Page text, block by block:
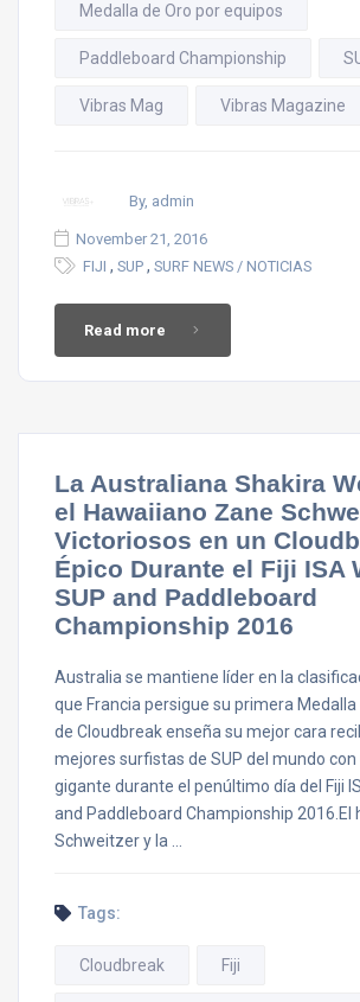
Medalla de Oro por equipos
Paddleboard Championship
Vibras Mag Vibras Magazine
By, admin
November 21, 2016
FIJI , SUP , SURF NEWS / NOTICIAS
Read more
La Australiana Shakira
el Hawaiiano Zane
Victoriosos en un
Épico Durante el Fiji ISA
SUP and Paddleboard
Championship 2016
Australia se mantiene líder en la
que Francia persigue su primera Medalla
de Cloudbreak enseña su mejor cara
mejores surfistas de SUP del mundo con
gigante durante el penúltimo día del Fiji
and Paddleboard Championship 2016.El
Schweitzer y la …
Tags:
Cloudbreak Fiji